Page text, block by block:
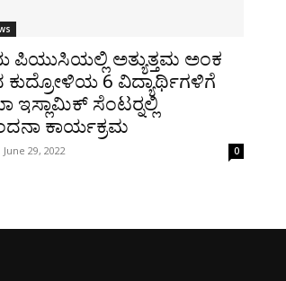
ಪಿಯುಸಿಯಲ್ಲಿ ಅತ್ಯುತ್ತಮ ಅಂಕ
ಕುದ್ರೋಳಿಯ 6 ವಿದ್ಯಾರ್ಥಿಗಳಿಗೆ
ಇಸ್ಲಾಮಿಕ್ ಸೆಂಟರ್‍ನಲ್ಲಿ
ಕಾರ್ಯಕ್ರಮ
June 29, 2022 0